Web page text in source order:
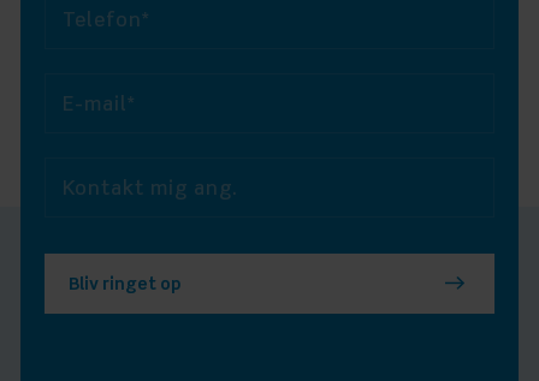
Telefon*
E-mail*
Kontakt mig ang.
Bliv ringet op